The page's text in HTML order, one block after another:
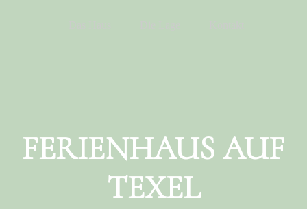
FERIENHAUS AUF
TEXEL